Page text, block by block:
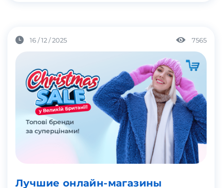
16 / 12 / 2025 7565
Лучшие онлайн-магазины